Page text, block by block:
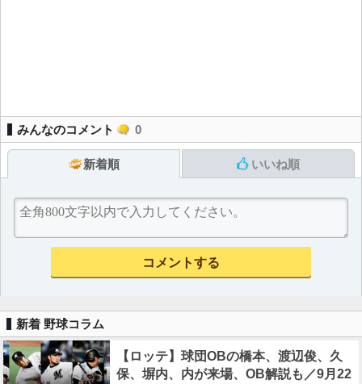
みんなのコメント 0
新着順 いいね順
新着 野球コラム
【ロッテ】球団OBの橋本、渡辺俊、久
保、塀内、内が来場、OB解説も／9月22